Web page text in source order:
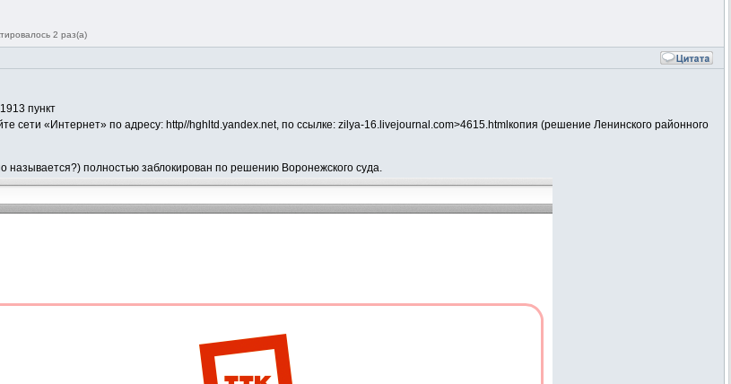
2 раз(а)
пункт
сети «Интернет» по адресу: http//hghltd.yandex.net, по ссылке: zilya-16.livejournal.com>4615.htmlкопия (решение Ленинского районного
называется?) полностью заблокирован по решению Воронежского суда.